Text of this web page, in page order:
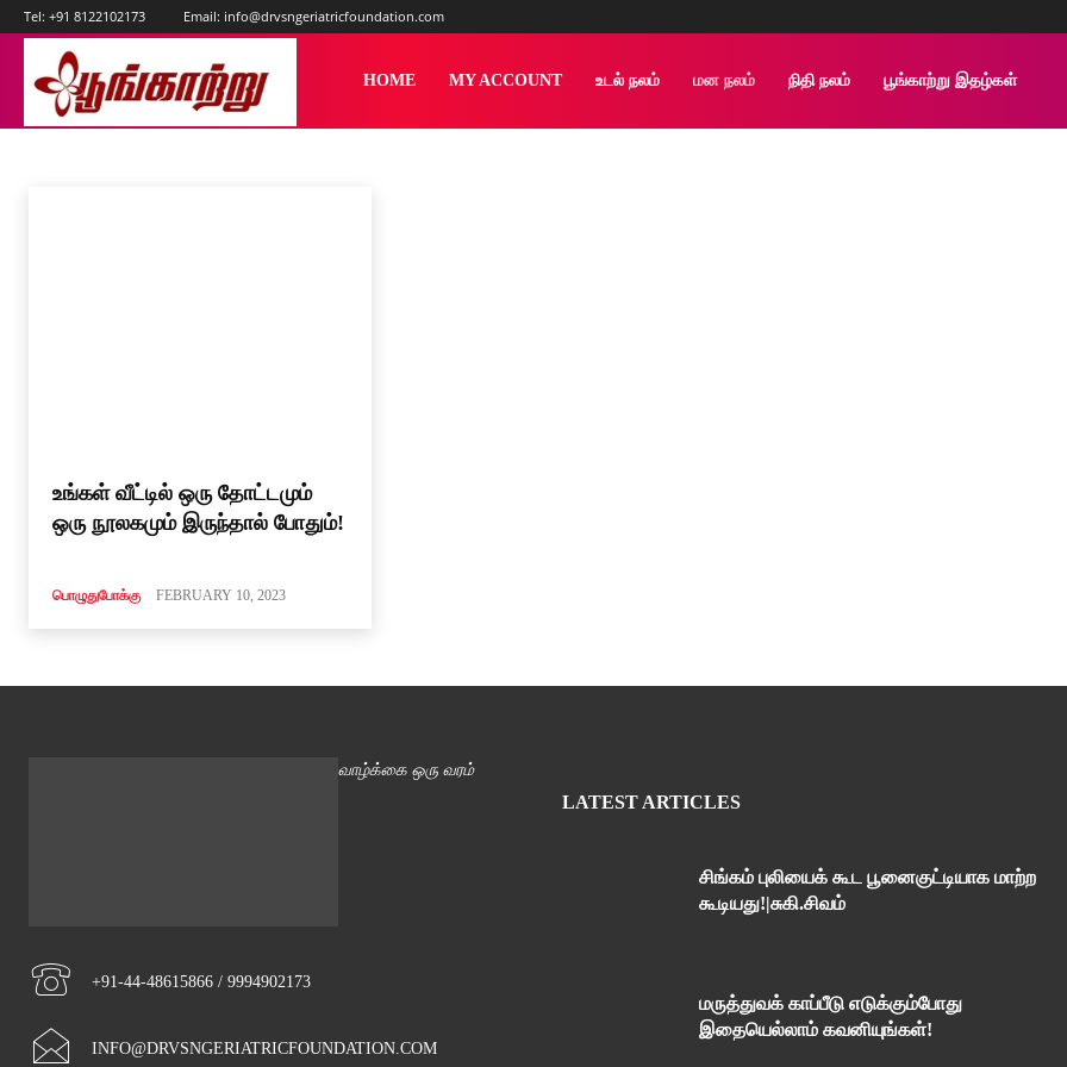
Tel: +91 8122102173 Email: info@drvsngeriatricfoundation.com
HOME MY ACCOUNT உடல் நலம் மன நலம் நிதி நலம் பூங்காற்று இதழ்கள்
பொழுதுபோக்கு
உங்கள் வீட்டில் ஒரு தோட்டமும்
ஒரு நூலகமும் இருந்தால் போதும்!
பொழுதுபோக்கு FEBRUARY 10, 2023
வாழ்க்கை ஒரு வரம்
+91-44-48615866 / 9994902173
INFO@DRVSNGERIATRICFOUNDATION.COM
LATEST ARTICLES
சிங்கம் புலியைக் கூட பூனைகுட்டியாக மாற்ற
கூடியது!|சுகி.சிவம்
மருத்துவக் காப்பீடு எடுக்கும்போது
இதையெல்லாம் கவனியுங்கள்!